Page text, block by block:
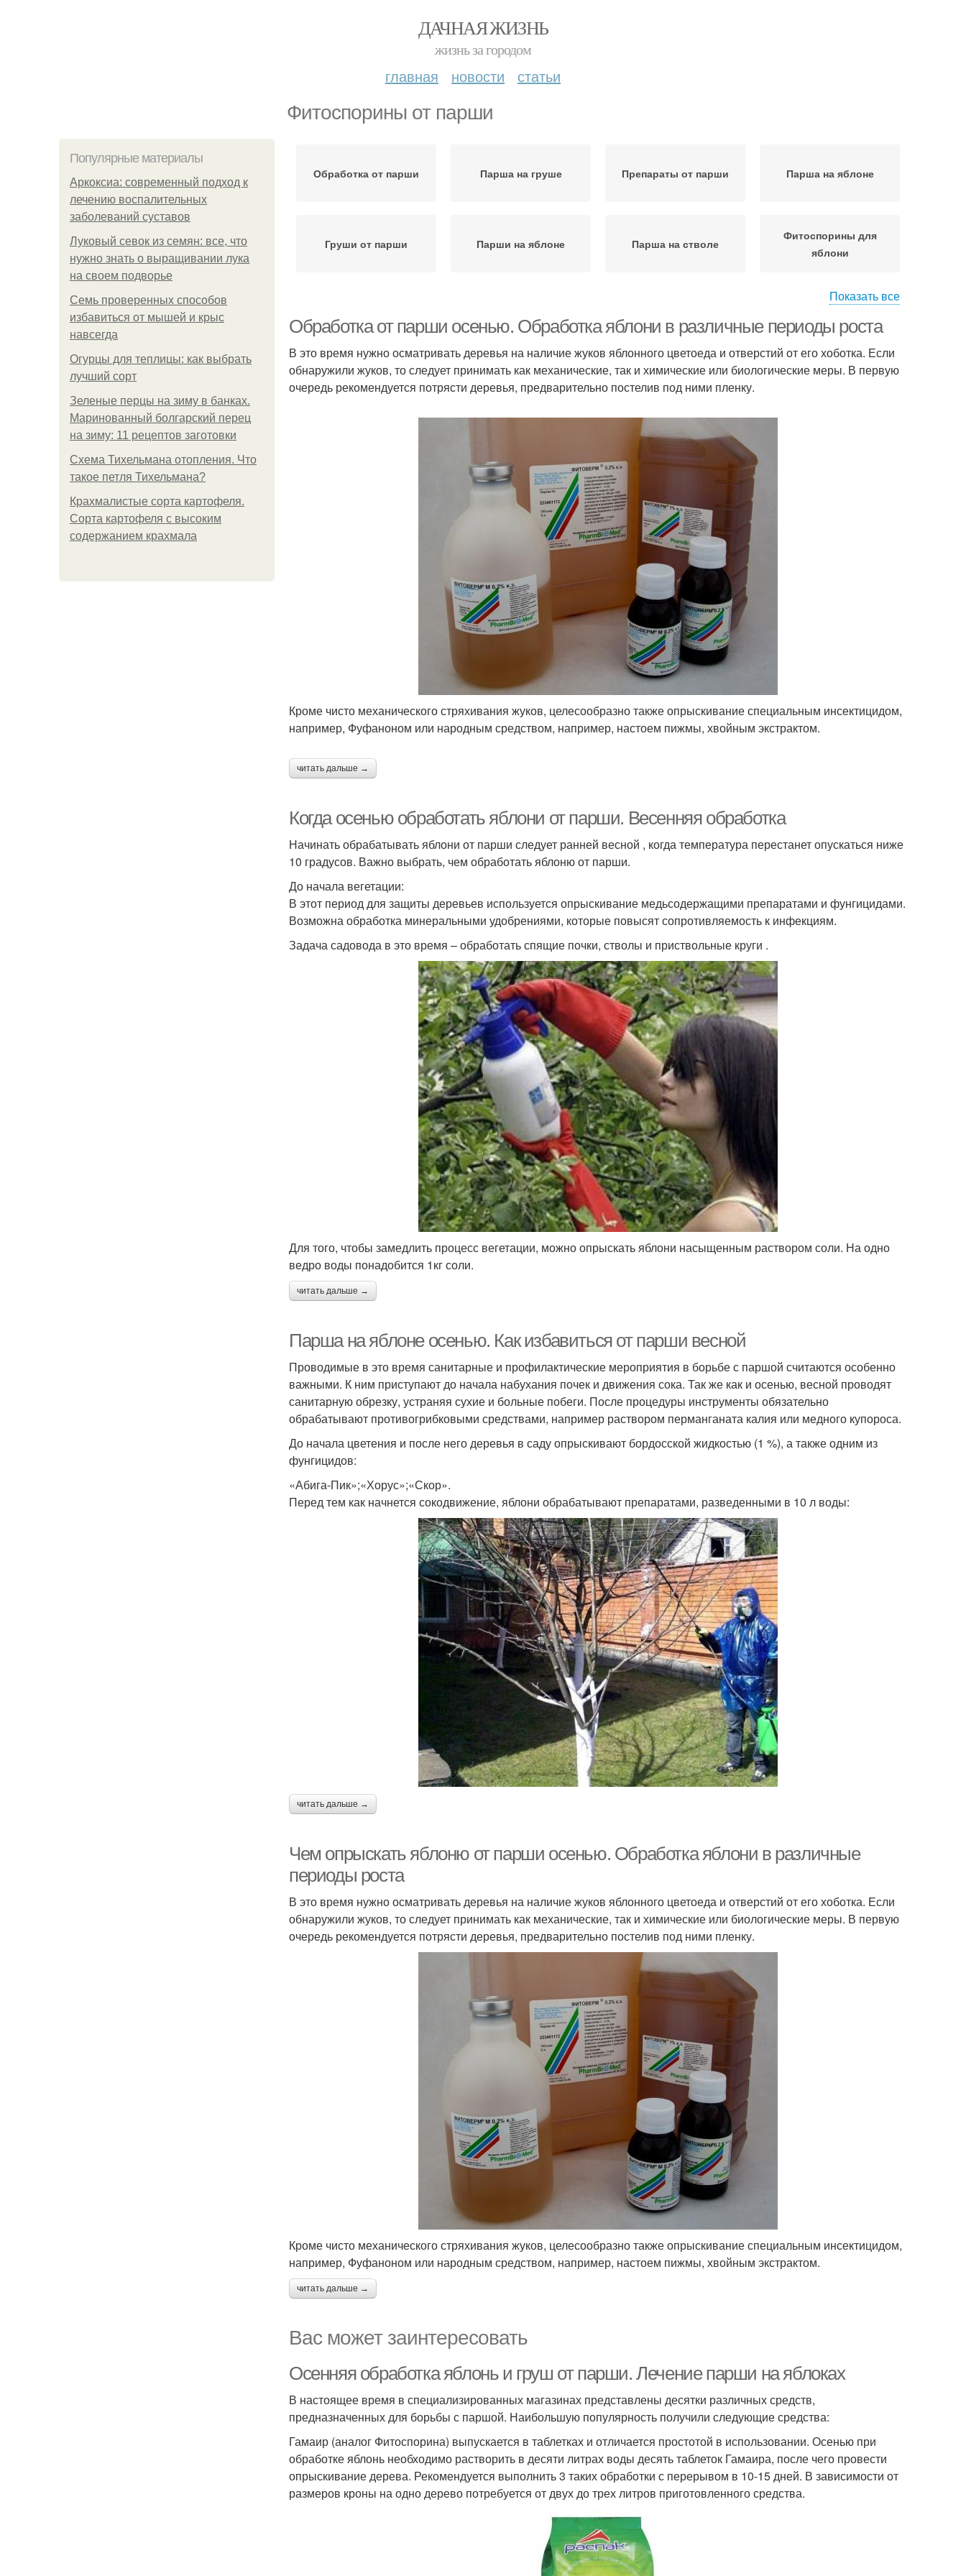
ДАЧНАЯ ЖИЗНЬ
жизнь за городом
главная новости статьи
Фитоспорины от парши
Популярные материалы
Аркоксиа: современный подход к
лечению воспалительных
заболеваний суставов
Луковый севок из семян: все, что
нужно знать о выращивании лука
на своем подворье
Семь проверенных способов
избавиться от мышей и крыс
навсегда
Огурцы для теплицы: как выбрать
лучший сорт
Зеленые перцы на зиму в банках.
Маринованный болгарский перец
на зиму: 11 рецептов заготовки
Схема Тихельмана отопления. Что
такое петля Тихельмана?
Крахмалистые сорта картофеля.
Сорта картофеля с высоким
содержанием крахмала
Обработка от парши Парша на груше Препараты от парши Парша на яблоне
Груши от парши Парши на яблоне Парша на стволе
Фитоспорины для
яблони
Показать все
Обработка от парши осенью. Обработка яблони в различные периоды роста
В это время нужно осматривать деревья на наличие жуков яблонного цветоеда и отверстий от его хоботка. Если
обнаружили жуков, то следует принимать как механические, так и химические или биологические меры. В первую
очередь рекомендуется потрясти деревья, предварительно постелив под ними пленку.
Кроме чисто механического стряхивания жуков, целесообразно также опрыскивание специальным инсектицидом,
например, Фуфаноном или народным средством, например, настоем пижмы, хвойным экстрактом.
читать дальше →
Когда осенью обработать яблони от парши. Весенняя обработка
Начинать обрабатывать яблони от парши следует ранней весной , когда температура перестанет опускаться ниже
10 градусов. Важно выбрать, чем обработать яблоню от парши.
До начала вегетации:
В этот период для защиты деревьев используется опрыскивание медьсодержащими препаратами и фунгицидами.
Возможна обработка минеральными удобрениями, которые повысят сопротивляемость к инфекциям.
Задача садовода в это время – обработать спящие почки, стволы и приствольные круги .
Для того, чтобы замедлить процесс вегетации, можно опрыскать яблони насыщенным раствором соли. На одно
ведро воды понадобится 1кг соли.
читать дальше →
Парша на яблоне осенью. Как избавиться от парши весной
Проводимые в это время санитарные и профилактические мероприятия в борьбе с паршой считаются особенно
важными. К ним приступают до начала набухания почек и движения сока. Так же как и осенью, весной проводят
санитарную обрезку, устраняя сухие и больные побеги. После процедуры инструменты обязательно
обрабатывают противогрибковыми средствами, например раствором перманганата калия или медного купороса.
До начала цветения и после него деревья в саду опрыскивают бордосской жидкостью (1 %), а также одним из
фунгицидов:
«Абига-Пик»;«Хорус»;«Скор».
Перед тем как начнется сокодвижение, яблони обрабатывают препаратами, разведенными в 10 л воды:
читать дальше →
Чем опрыскать яблоню от парши осенью. Обработка яблони в различные
периоды роста
В это время нужно осматривать деревья на наличие жуков яблонного цветоеда и отверстий от его хоботка. Если
обнаружили жуков, то следует принимать как механические, так и химические или биологические меры. В первую
очередь рекомендуется потрясти деревья, предварительно постелив под ними пленку.
Кроме чисто механического стряхивания жуков, целесообразно также опрыскивание специальным инсектицидом,
например, Фуфаноном или народным средством, например, настоем пижмы, хвойным экстрактом.
читать дальше →
Вас может заинтересовать
Осенняя обработка яблонь и груш от парши. Лечение парши на яблоках
В настоящее время в специализированных магазинах представлены десятки различных средств,
предназначенных для борьбы с паршой. Наибольшую популярность получили следующие средства:
Гамаир (аналог Фитоспорина) выпускается в таблетках и отличается простотой в использовании. Осенью при
обработке яблонь необходимо растворить в десяти литрах воды десять таблеток Гамаира, после чего провести
опрыскивание дерева. Рекомендуется выполнить 3 таких обработки с перерывом в 10-15 дней. В зависимости от
размеров кроны на одно дерево потребуется от двух до трех литров приготовленного средства.